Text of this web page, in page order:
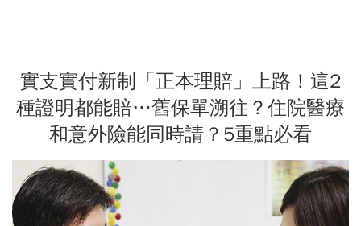
實支實付新制「正本理賠」上路！這2
種證明都能賠…舊保單溯往？住院醫療
和意外險能同時請？5重點必看